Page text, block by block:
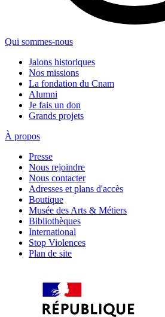
Qui sommes-nous
Jalons historiques
Nos missions
La fondation du Cnam
Alumni
Je fais un don
Grands projets
À propos
Presse
Nous rejoindre
Nous contacter
Adresses et plans d'accès
Boutique
Musée des Arts & Métiers
Bibliothèques
International
Stop Violences
Plan de site